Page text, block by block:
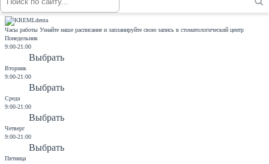
Записаться на прием
Часы работы Узнайте наше расписание и запланируйте свою запись в стоматологический центр
Понедельник
9:00-21:00
Выбрать
Вторник
9:00-21:00
Выбрать
Среда
9:00-21:00
Выбрать
Четверг
9:00-21:00
Выбрать
Пятница